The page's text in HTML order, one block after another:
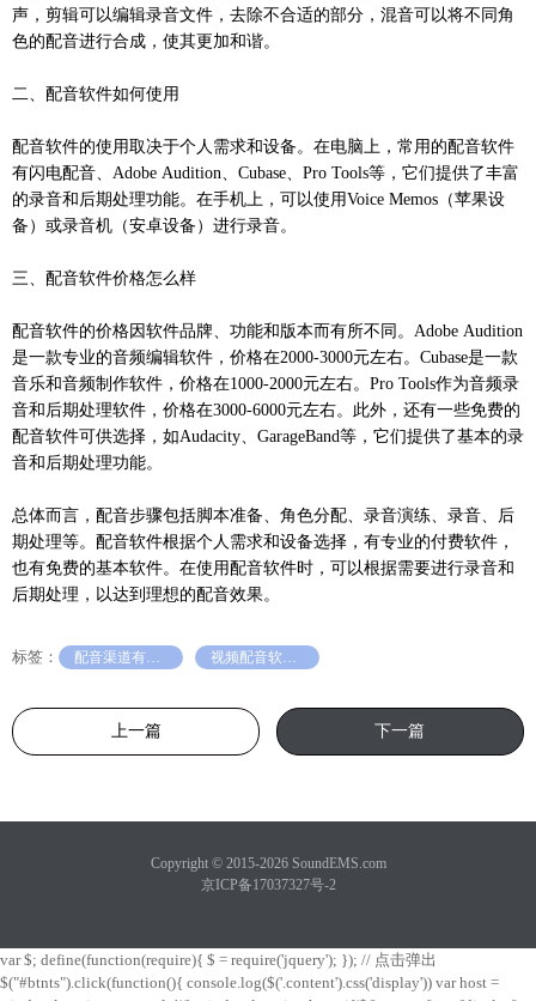
声，剪辑可以编辑录音文件，去除不合适的部分，混音可以将不同角
色的配音进行合成，使其更加和谐。
二、配音软件如何使用
配音软件的使用取决于个人需求和设备。在电脑上，常用的配音软件
有闪电配音、Adobe Audition、Cubase、Pro Tools等，它们提供了丰富
的录音和后期处理功能。在手机上，可以使用Voice Memos（苹果设
备）或录音机（安卓设备）进行录音。
三、配音软件价格怎么样
配音软件的价格因软件品牌、功能和版本而有所不同。Adobe Audition
是一款专业的音频编辑软件，价格在2000-3000元左右。Cubase是一款
音乐和音频制作软件，价格在1000-2000元左右。Pro Tools作为音频录
音和后期处理软件，价格在3000-6000元左右。此外，还有一些免费的
配音软件可供选择，如Audacity、GarageBand等，它们提供了基本的录
音和后期处理功能。
总体而言，配音步骤包括脚本准备、角色分配、录音演练、录音、后
期处理等。配音软件根据个人需求和设备选择，有专业的付费软件，
也有免费的基本软件。在使用配音软件时，可以根据需要进行录音和
后期处理，以达到理想的配音效果。
标签：
上一篇 下一篇
Copyright © 2015-2026 SoundEMS.com
京ICP备17037327号-2
var $; define(function(require){ $ = require('jquery'); }); // 点击弹出
$("#btnts").click(function(){ console.log($('.content').css('display')) var host =